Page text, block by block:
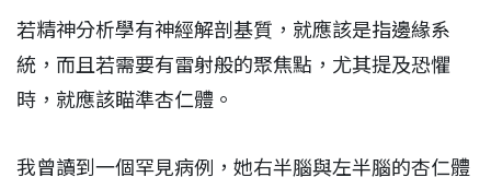
若精神分析學有神經解剖基質，就應該是指邊緣系
統，而且若需要有雷射般的聚焦點，尤其提及恐懼
時，就應該瞄準杏仁體。
我曾讀到一個罕見病例，她右半腦與左半腦的杏仁體